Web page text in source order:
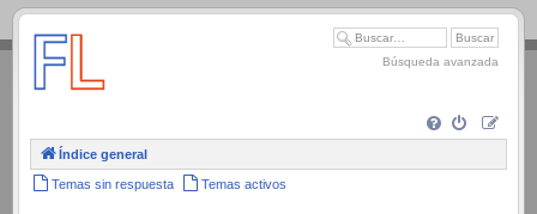
.
Búsqueda avanzada
Índice general
Temas sin respuesta Temas activos